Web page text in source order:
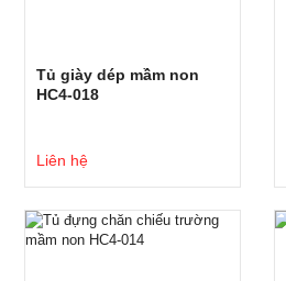
Tủ giày dép mầm non
HC4-018
Liên hệ